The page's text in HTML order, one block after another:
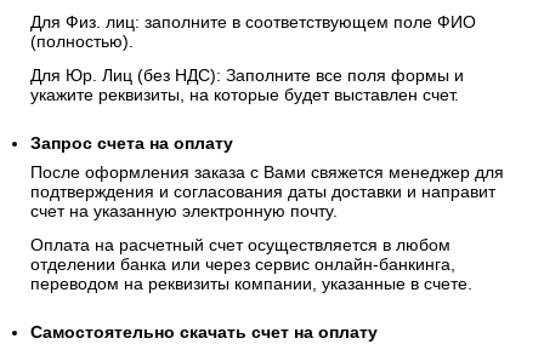
Для Физ. лиц: заполните в соответствующем поле ФИО
(полностью).
Для Юр. Лиц (без НДС): Заполните все поля формы и
укажите реквизиты, на которые будет выставлен счет.
Запрос счета на оплату
После оформления заказа с Вами свяжется менеджер для
подтверждения и согласования даты доставки и направит
счет на указанную электронную почту.
Оплата на расчетный счет осуществляется в любом
отделении банка или через сервис онлайн-банкинга,
переводом на реквизиты компании, указанные в счете.
Самостоятельно скачать счет на оплату